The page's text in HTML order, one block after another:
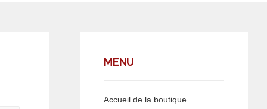
MENU
Accueil de la boutique